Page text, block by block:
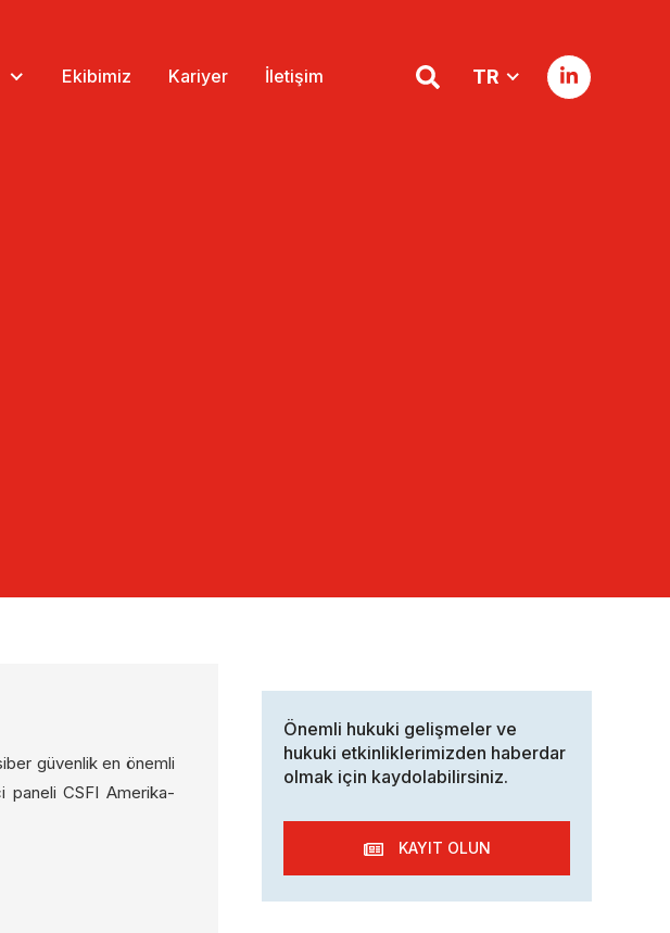
Ekibimiz Kariyer İletişim TR
güvenlik en önemli
paneli CSFI Amerika-
Önemli hukuki gelişmeler ve
hukuki etkinliklerimizden haberdar
olmak için kaydolabilirsiniz.
KAYIT OLUN